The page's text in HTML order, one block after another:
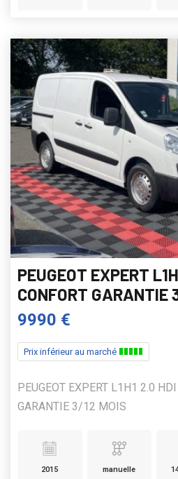
PEUGEOT EXPERT
CONFORT GARANTIE
9990 €
Prix inférieur au marché
PEUGEOT EXPERT L1H1 2.0
GARANTIE 3/12 MOIS
2015 manuelle